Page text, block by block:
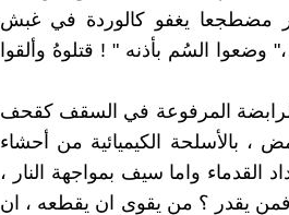
مضطجعا يغفو كالوردة في غبش
السُم بأذنه " ! قتلوهُ وألقوا
المرفوعة في السقف كقحف
، بالأسلحة الكيميائية من أحشاء
القدماء واما سيف بمواجهة النار ،
يقدر ؟ من يقوى ان يقطعه ، ان